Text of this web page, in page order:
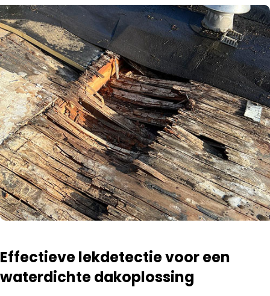
Effectieve lekdetectie voor een
waterdichte dakoplossing